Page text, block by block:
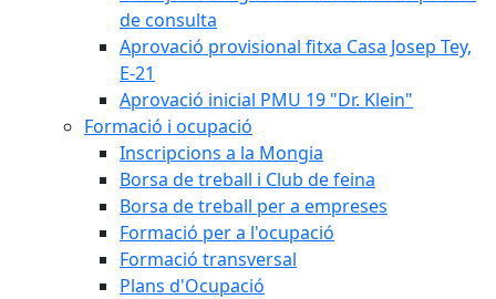
de consulta
Aprovació provisional fitxa Casa Josep Tey,
E-21
Aprovació inicial PMU 19 "Dr. Klein"
Formació i ocupació
Inscripcions a la Mongia
Borsa de treball i Club de feina
Borsa de treball per a empreses
Formació per a l'ocupació
Formació transversal
Plans d'Ocupació